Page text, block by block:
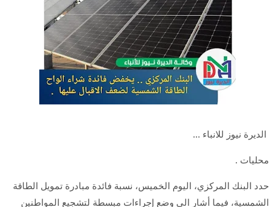
الديرة نيوز للانباء ...
محليات .
حدد البنك المركزي، اليوم الخميس، نسبة فائدة مبادرة تمويل الطاقة
الشمسية، فيما أشار الى وضع إجراءات مبسطة لتشجيع المواطنين